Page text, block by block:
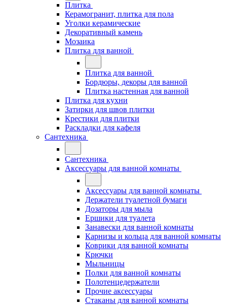
Плитка
Керамогранит, плитка для пола
Уголки керамические
Декоративный камень
Мозаика
Плитка для ванной
Плитка для ванной
Бордюры, декоры для ванной
Плитка настенная для ванной
Плитка для кухни
Затирки для швов плитки
Крестики для плитки
Раскладки для кафеля
Сантехника
Сантехника
Аксессуары для ванной комнаты
Аксессуары для ванной комнаты
Держатели туалетной бумаги
Дозаторы для мыла
Ершики для туалета
Занавески для ванной комнаты
Карнизы и кольца для ванной комнаты
Коврики для ванной комнаты
Крючки
Мыльницы
Полки для ванной комнаты
Полотенцедержатели
Прочие аксессуары
Стаканы для ванной комнаты